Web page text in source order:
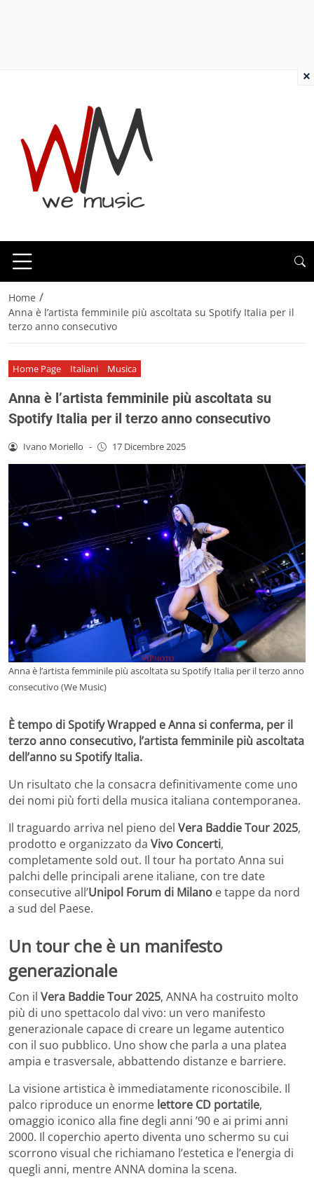
Home /
Anna è l’artista femminile più ascoltata su Spotify Italia per il
terzo anno consecutivo
Home Page Italiani Musica
Anna è l’artista femminile più ascoltata su
Spotify Italia per il terzo anno consecutivo
Ivano Moriello - 17 Dicembre 2025
Anna è l’artista femminile più ascoltata su Spotify Italia per il terzo anno
consecutivo (We Music)
È tempo di Spotify Wrapped e Anna si conferma, per il
terzo anno consecutivo, l’artista femminile più ascoltata
dell’anno su Spotify Italia.
Un risultato che la consacra definitivamente come uno
dei nomi più forti della musica italiana contemporanea.
Il traguardo arriva nel pieno del Vera Baddie Tour 2025,
prodotto e organizzato da Vivo Concerti,
completamente sold out. Il tour ha portato Anna sui
palchi delle principali arene italiane, con tre date
consecutive all’Unipol Forum di Milano e tappe da nord
a sud del Paese.
Un tour che è un manifesto
generazionale
Con il Vera Baddie Tour 2025, ANNA ha costruito molto
più di uno spettacolo dal vivo: un vero manifesto
generazionale capace di creare un legame autentico
con il suo pubblico. Uno show che parla a una platea
ampia e trasversale, abbattendo distanze e barriere.
La visione artistica è immediatamente riconoscibile. Il
palco riproduce un enorme lettore CD portatile,
omaggio iconico alla fine degli anni ’90 e ai primi anni
2000. Il coperchio aperto diventa uno schermo su cui
scorrono visual che richiamano l’estetica e l’energia di
quegli anni, mentre ANNA domina la scena.
×